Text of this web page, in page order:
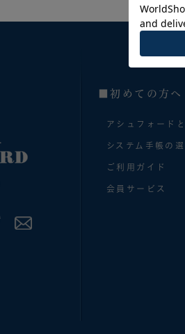
■初めての方へ
アシュフォード
システム手帳の
ご利用ガイド
会員サービス